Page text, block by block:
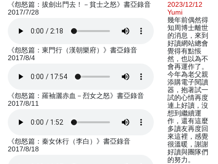
《怨怒篇：拔劍出門去！－貧士之怒》書亞錄音
2017/7/28
《怨怒篇：東門行（漢朝樂府）》書亞錄音
2017/8/4
《怨怒篇：羅袖灑赤血－烈女之怒》書亞錄音
2017/8/11
《怨怒篇：秦女休行（李白）》書亞錄音
2017/8/18
2023/12/12
Yumi
幾年前偶然得
知周博士離世
的消息，來到
好讀網站總會
覺得有點悵
然，也以為不
會再運作了。
今年為老父親
添購電子閱讀
器，抱著試一
試的心情再度
連上好讀，沒
想到繼續運
作，還有這麼
多讀友再度回
來這裡，感覺
很溫暖，謝謝
好讀與團隊們
的努力。